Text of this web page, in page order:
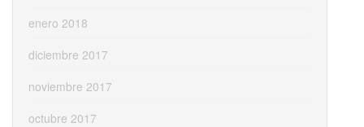
enero 2018
diciembre 2017
noviembre 2017
octubre 2017